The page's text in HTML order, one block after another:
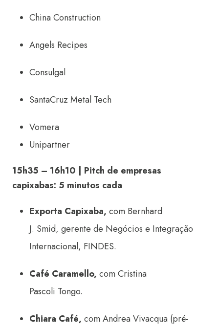
China Construction
Angels Recipes
Consulgal
SantaCruz Metal Tech
Vomera
Unipartner
15h35 – 16h10 | Pitch de empresas
capixabas: 5 minutos cada
Exporta Capixaba, com Bernhard
J. Smid, gerente de Negócios e Integração
Internacional, FINDES.
Café Caramello, com Cristina
Pascoli Tongo.
Chiara Café, com Andrea Vivacqua (pré-